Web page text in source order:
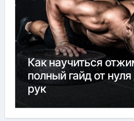
Как научиться
полный гайд от
рук